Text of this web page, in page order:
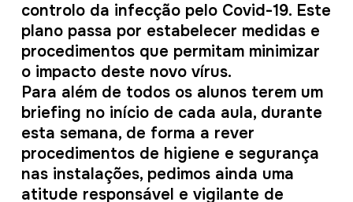
controlo da infecção pelo Covid-19. Este
plano passa por estabelecer medidas e
procedimentos que permitam minimizar
o impacto deste novo vírus.
Para além de todos os alunos terem um
briefing no início de cada aula, durante
esta semana, de forma a rever
procedimentos de higiene e segurança
nas instalações, pedimos ainda uma
atitude responsável e vigilante de